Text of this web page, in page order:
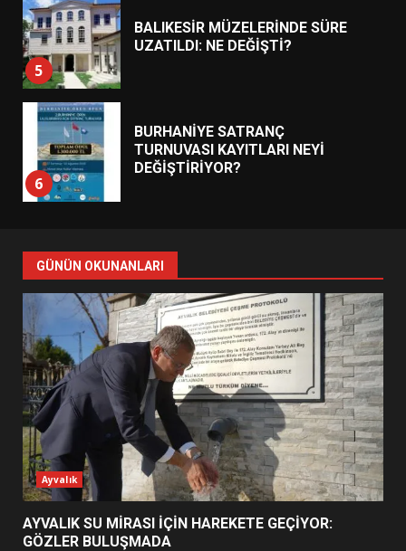
5
BALIKESİR MÜZELERİNDE SÜRE
UZATILDI: NE DEĞİŞTİ?
6
BURHANİYE SATRANÇ
TURNUVASI KAYITLARI NEYİ
DEĞİŞTİRİYOR?
7
YENİ YÖNETİM NASIL
ŞEKİLLENDİ?
1
AYVALIK SU MİRASI İÇİN
HAREKETE GEÇİYOR: GÖZLER
BULUŞMADA
2
ESA 2026’DA TÜRK BAHARATI
NEYİ TEMSİL ETTİ?
GÜNÜN OKUNANLARI
Ayvalık
AYVALIK SU MİRASI İÇİN HAREKETE GEÇİYOR:
GÖZLER BULUŞMADA